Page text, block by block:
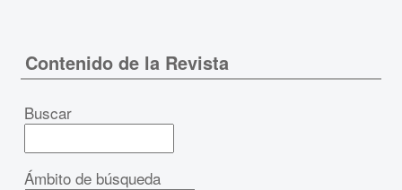
Contenido de la Revista
Buscar
Ámbito de búsqueda